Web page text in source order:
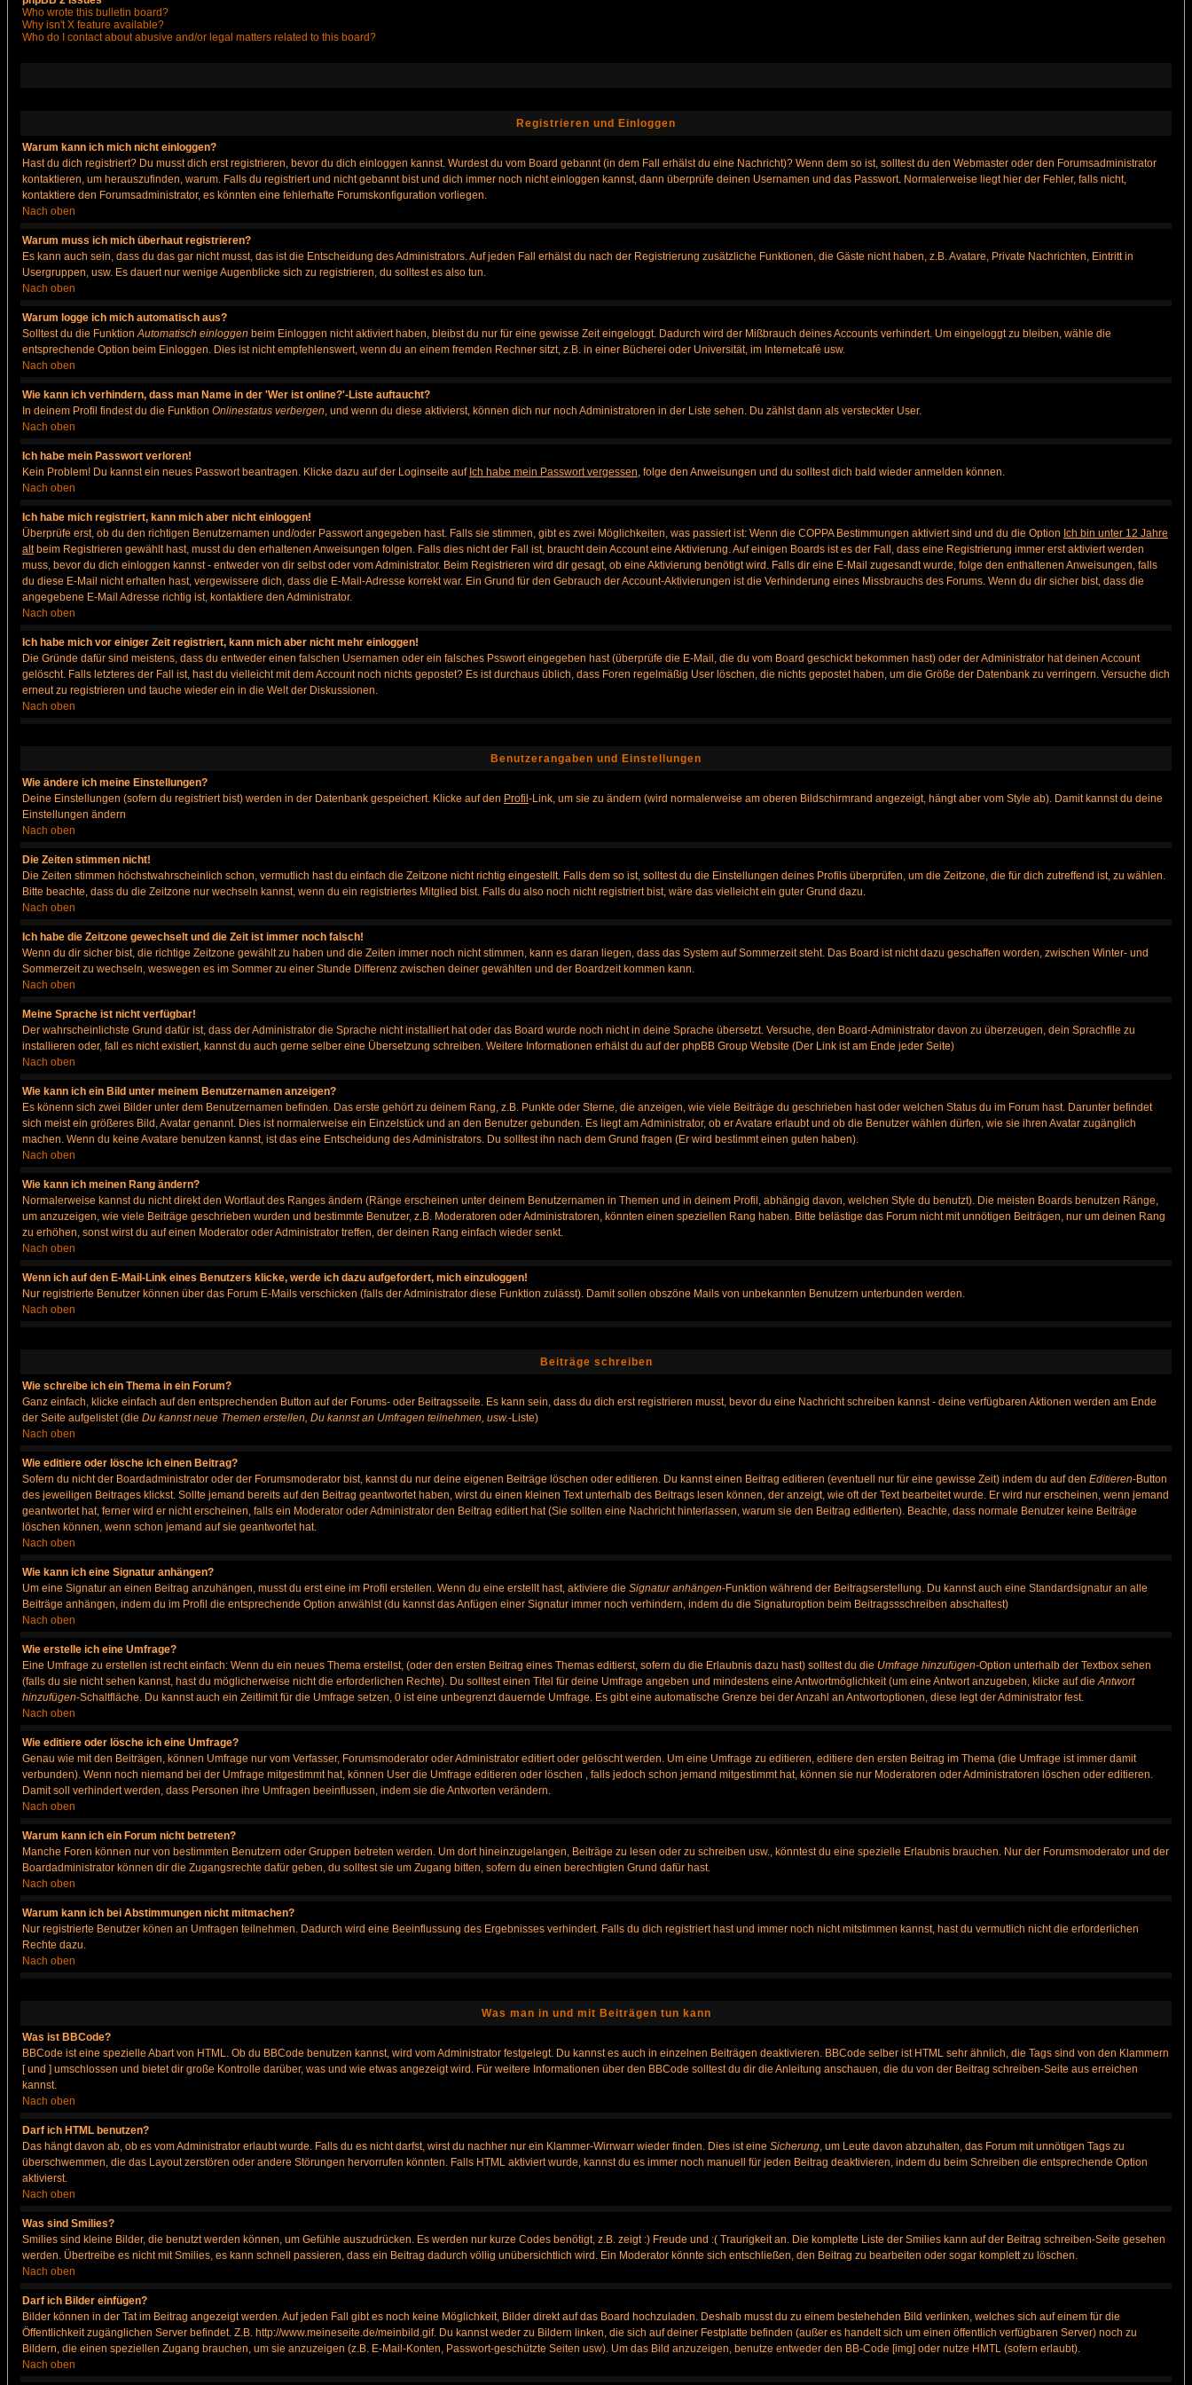
Who wrote this bulletin board?
Why isn't X feature available?
Who do I contact about abusive and/or legal matters related to this board?
Registrieren und Einloggen
Warum kann ich mich nicht einloggen?
Hast du dich registriert? Du musst dich erst registrieren, bevor du dich einloggen kannst. Wurdest du vom Board gebannt (in dem Fall erhälst du eine Nachricht)? Wenn dem so ist, solltest du den Webmaster oder den Forumsadministrator
kontaktieren, um herauszufinden, warum. Falls du registriert und nicht gebannt bist und dich immer noch nicht einloggen kannst, dann überprüfe deinen Usernamen und das Passwort. Normalerweise liegt hier der Fehler, falls nicht,
kontaktiere den Forumsadministrator, es könnten eine fehlerhafte Forumskonfiguration vorliegen.
Nach oben
Warum muss ich mich überhaut registrieren?
Es kann auch sein, dass du das gar nicht musst, das ist die Entscheidung des Administrators. Auf jeden Fall erhälst du nach der Registrierung zusätzliche Funktionen, die Gäste nicht haben, z.B. Avatare, Private Nachrichten, Eintritt in
Usergruppen, usw. Es dauert nur wenige Augenblicke sich zu registrieren, du solltest es also tun.
Nach oben
Warum logge ich mich automatisch aus?
Solltest du die FunktionAutomatisch einloggen beim Einloggen nicht aktiviert haben, bleibst du nur für eine gewisse Zeit eingeloggt. Dadurch wird der Mißbrauch deines Accounts verhindert. Um eingeloggt zu bleiben, wähle die
entsprechende Option beim Einloggen. Dies ist nicht empfehlenswert, wenn du an einem fremden Rechner sitzt, z.B. in einer Bücherei oder Universität, im Internetcafé usw.
Nach oben
Wie kann ich verhindern, dass man Name in der 'Wer ist online?'-Liste auftaucht?
In deinem Profil findest du die Funktion Onlinestatus verbergen, und wenn du diese aktivierst, können dich nur noch Administratoren in der Liste sehen. Du zählst dann als versteckter User.
Nach oben
Ich habe mein Passwort verloren!
Kein Problem! Du kannst ein neues Passwort beantragen. Klicke dazu auf der Loginseite auf Ich habe mein Passwort vergessen, folge den Anweisungen und du solltest dich bald wieder anmelden können.
Nach oben
Ich habe mich registriert, kann mich aber nicht einloggen!
Überprüfe erst, ob du den richtigen Benutzernamen und/oder Passwort angegeben hast. Falls sie stimmen, gibt es zwei Möglichkeiten, was passiert ist: Wenn die COPPA Bestimmungen aktiviert sind und du die Option Ich bin unter 12 Jahre
altbeim Registrieren gewählt hast, musst du den erhaltenen Anweisungen folgen. Falls dies nicht der Fall ist, braucht dein Account eine Aktivierung. Auf einigen Boards ist es der Fall, dass eine Registrierung immer erst aktiviert werden
muss, bevor du dich einloggen kannst - entweder von dir selbst oder vom Administrator. Beim Registrieren wird dir gesagt, ob eine Aktivierung benötigt wird. Falls dir eine E-Mail zugesandt wurde, folge den enthaltenen Anweisungen, falls
du diese E-Mail nicht erhalten hast, vergewissere dich, dass die E-Mail-Adresse korrekt war. Ein Grund für den Gebrauch der Account-Aktivierungen ist die Verhinderung eines Missbrauchs des Forums. Wenn du dir sicher bist, dass die
angegebene E-Mail Adresse richtig ist, kontaktiere den Administrator.
Nach oben
Ich habe mich vor einiger Zeit registriert, kann mich aber nicht mehr einloggen!
Die Gründe dafür sind meistens, dass du entweder einen falschen Usernamen oder ein falsches Psswort eingegeben hast (überprüfe die E-Mail, die du vom Board geschickt bekommen hast) oder der Administrator hat deinen Account
gelöscht. Falls letzteres der Fall ist, hast du vielleicht mit dem Account noch nichts gepostet? Es ist durchaus üblich, dass Foren regelmäßig User löschen, die nichts gepostet haben, um die Größe der Datenbank zu verringern. Versuche dich
erneut zu registrieren und tauche wieder ein in die Welt der Diskussionen.
Nach oben
Benutzerangaben und Einstellungen
Wie ändere ich meine Einstellungen?
Deine Einstellungen (sofern du registriert bist) werden in der Datenbank gespeichert. Klicke auf den Profil -Link, um sie zu ändern (wird normalerweise am oberen Bildschirmrand angezeigt, hängt aber vom Style ab). Damit kannst du deine
Einstellungen ändern
Nach oben
Die Zeiten stimmen nicht!
Die Zeiten stimmen höchstwahrscheinlich schon, vermutlich hast du einfach die Zeitzone nicht richtig eingestellt. Falls dem so ist, solltest du die Einstellungen deines Profils überprüfen, um die Zeitzone, die für dich zutreffend ist, zu wählen.
Bitte beachte, dass du die Zeitzone nur wechseln kannst, wenn du ein registriertes Mitglied bist. Falls du also noch nicht registriert bist, wäre das vielleicht ein guter Grund dazu.
Nach oben
Ich habe die Zeitzone gewechselt und die Zeit ist immer noch falsch!
Wenn du dir sicher bist, die richtige Zeitzone gewählt zu haben und die Zeiten immer noch nicht stimmen, kann es daran liegen, dass das System auf Sommerzeit steht. Das Board ist nicht dazu geschaffen worden, zwischen Winter- und
Sommerzeit zu wechseln, weswegen es im Sommer zu einer Stunde Differenz zwischen deiner gewählten und der Boardzeit kommen kann.
Nach oben
Meine Sprache ist nicht verfügbar!
Der wahrscheinlichste Grund dafür ist, dass der Administrator die Sprache nicht installiert hat oder das Board wurde noch nicht in deine Sprache übersetzt. Versuche, den Board-Administrator davon zu überzeugen, dein Sprachfile zu
installieren oder, fall es nicht existiert, kannst du auch gerne selber eine Übersetzung schreiben. Weitere Informationen erhälst du auf der phpBB Group Website (Der Link ist am Ende jeder Seite)
Nach oben
Wie kann ich ein Bild unter meinem Benutzernamen anzeigen?
Es könenn sich zwei Bilder unter dem Benutzernamen befinden. Das erste gehört zu deinem Rang, z.B. Punkte oder Sterne, die anzeigen, wie viele Beiträge du geschrieben hast oder welchen Status du im Forum hast. Darunter befindet
sich meist ein größeres Bild, Avatar genannt. Dies ist normalerweise ein Einzelstück und an den Benutzer gebunden. Es liegt am Administrator, ob er Avatare erlaubt und ob die Benutzer wählen dürfen, wie sie ihren Avatar zugänglich
machen. Wenn du keine Avatare benutzen kannst, ist das eine Entscheidung des Administrators. Du solltest ihn nach dem Grund fragen (Er wird bestimmt einen guten haben).
Nach oben
Wie kann ich meinen Rang ändern?
Normalerweise kannst du nicht direkt den Wortlaut des Ranges ändern (Ränge erscheinen unter deinem Benutzernamen in Themen und in deinem Profil, abhängig davon, welchen Style du benutzt). Die meisten Boards benutzen Ränge,
um anzuzeigen, wie viele Beiträge geschrieben wurden und bestimmte Benutzer, z.B. Moderatoren oder Administratoren, könnten einen speziellen Rang haben. Bitte belästige das Forum nicht mit unnötigen Beiträgen, nur um deinen Rang
zu erhöhen, sonst wirst du auf einen Moderator oder Administrator treffen, der deinen Rang einfach wieder senkt.
Nach oben
Wenn ich auf den E-Mail-Link eines Benutzers klicke, werde ich dazu aufgefordert, mich einzuloggen!
Nur registrierte Benutzer können über das Forum E-Mails verschicken (falls der Administrator diese Funktion zulässt). Damit sollen obszöne Mails von unbekannten Benutzern unterbunden werden.
Nach oben
Beiträge schreiben
Wie schreibe ich ein Thema in ein Forum?
Ganz einfach, klicke einfach auf den entsprechenden Button auf der Forums- oder Beitragsseite. Es kann sein, dass du dich erst registrieren musst, bevor du eine Nachricht schreiben kannst - deine verfügbaren Aktionen werden am Ende
der Seite aufgelistet (die Du kannst neue Themen erstellen, Du kannst an Umfragen teilnehmen, usw.-Liste)
Nach oben
Wie editiere oder lösche ich einen Beitrag?
Sofern du nicht der Boardadministrator oder der Forumsmoderator bist, kannst du nur deine eigenen Beiträge löschen oder editieren. Du kannst einen Beitrag editieren (eventuell nur für eine gewisse Zeit) indem du auf den Editieren-Button
des jeweiligen Beitrages klickst. Sollte jemand bereits auf den Beitrag geantwortet haben, wirst du einen kleinen Text unterhalb des Beitrags lesen können, der anzeigt, wie oft der Text bearbeitet wurde. Er wird nur erscheinen, wenn jemand
geantwortet hat, ferner wird er nicht erscheinen, falls ein Moderator oder Administrator den Beitrag editiert hat (Sie sollten eine Nachricht hinterlassen, warum sie den Beitrag editierten). Beachte, dass normale Benutzer keine Beiträge
löschen können, wenn schon jemand auf sie geantwortet hat.
Nach oben
Wie kann ich eine Signatur anhängen?
Um eine Signatur an einen Beitrag anzuhängen, musst du erst eine im Profil erstellen. Wenn du eine erstellt hast, aktiviere die Signatur anhängen-Funktion während der Beitragserstellung. Du kannst auch eine Standardsignatur an alle
Beiträge anhängen, indem du im Profil die entsprechende Option anwählst (du kannst das Anfügen einer Signatur immer noch verhindern, indem du die Signaturoption beim Beitragssschreiben abschaltest)
Nach oben
Wie erstelle ich eine Umfrage?
Eine Umfrage zu erstellen ist recht einfach: Wenn du ein neues Thema erstellst, (oder den ersten Beitrag eines Themas editierst, sofern du die Erlaubnis dazu hast) solltest du die Umfrage hinzufügen-Option unterhalb der Textbox sehen
(falls du sie nicht sehen kannst, hast du möglicherweise nicht die erforderlichen Rechte). Du solltest einen Titel für deine Umfrage angeben und mindestens eine Antwortmöglichkeit (um eine Antwort anzugeben, klicke auf dieAntwort
hinzufügen-Schaltfläche. Du kannst auch ein Zeitlimit für die Umfrage setzen, 0 ist eine unbegrenzt dauernde Umfrage. Es gibt eine automatische Grenze bei der Anzahl an Antwortoptionen, diese legt der Administrator fest.
Nach oben
Wie editiere oder lösche ich eine Umfrage?
Genau wie mit den Beiträgen, können Umfrage nur vom Verfasser, Forumsmoderator oder Administrator editiert oder gelöscht werden. Um eine Umfrage zu editieren, editiere den ersten Beitrag im Thema (die Umfrage ist immer damit
verbunden). Wenn noch niemand bei der Umfrage mitgestimmt hat, können User die Umfrage editieren oder löschen , falls jedoch schon jemand mitgestimmt hat, können sie nur Moderatoren oder Administratoren löschen oder editieren.
Damit soll verhindert werden, dass Personen ihre Umfragen beeinflussen, indem sie die Antworten verändern.
Nach oben
Warum kann ich ein Forum nicht betreten?
Manche Foren können nur von bestimmten Benutzern oder Gruppen betreten werden. Um dort hineinzugelangen, Beiträge zu lesen oder zu schreiben usw., könntest du eine spezielle Erlaubnis brauchen. Nur der Forumsmoderator und der
Boardadministrator können dir die Zugangsrechte dafür geben, du solltest sie um Zugang bitten, sofern du einen berechtigten Grund dafür hast.
Nach oben
Warum kann ich bei Abstimmungen nicht mitmachen?
Nur registrierte Benutzer könen an Umfragen teilnehmen. Dadurch wird eine Beeinflussung des Ergebnisses verhindert. Falls du dich registriert hast und immer noch nicht mitstimmen kannst, hast du vermutlich nicht die erforderlichen
Rechte dazu.
Nach oben
Was man in und mit Beiträgen tun kann
Was ist BBCode?
BBCode ist eine spezielle Abart von HTML. Ob du BBCode benutzen kannst, wird vom Administrator festgelegt. Du kannst es auch in einzelnen Beiträgen deaktivieren. BBCode selber ist HTML sehr ähnlich, die Tags sind von den Klammern
[ und ] umschlossen und bietet dir große Kontrolle darüber, was und wie etwas angezeigt wird. Für weitere Informationen über den BBCode solltest du dir die Anleitung anschauen, die du von der Beitrag schreiben-Seite aus erreichen
kannst.
Nach oben
Darf ich HTML benutzen?
Das hängt davon ab, ob es vom Administrator erlaubt wurde. Falls du es nicht darfst, wirst du nachher nur ein Klammer-Wirrwarr wieder finden. Dies ist eine Sicherung, um Leute davon abzuhalten, das Forum mit unnötigen Tags zu
überschwemmen, die das Layout zerstören oder andere Störungen hervorrufen könnten. Falls HTML aktiviert wurde, kannst du es immer noch manuell für jeden Beitrag deaktivieren, indem du beim Schreiben die entsprechende Option
aktivierst.
Nach oben
Was sind Smilies?
Smilies sind kleine Bilder, die benutzt werden können, um Gefühle auszudrücken. Es werden nur kurze Codes benötigt, z.B. zeigt :) Freude und :( Traurigkeit an. Die komplette Liste der Smilies kann auf der Beitrag schreiben-Seite gesehen
werden. Übertreibe es nicht mit Smilies, es kann schnell passieren, dass ein Beitrag dadurch völlig unübersichtlich wird. Ein Moderator könnte sich entschließen, den Beitrag zu bearbeiten oder sogar komplett zu löschen.
Nach oben
Darf ich Bilder einfügen?
Bilder können in der Tat im Beitrag angezeigt werden. Auf jeden Fall gibt es noch keine Möglichkeit, Bilder direkt auf das Board hochzuladen. Deshalb musst du zu einem bestehehden Bild verlinken, welches sich auf einem für die
Öffentlichkeit zugänglichen Server befindet. Z.B. http://www.meineseite.de/meinbild.gif. Du kannst weder zu Bildern linken, die sich auf deiner Festplatte befinden (außer es handelt sich um einen öffentlich verfügbaren Server) noch zu
Bildern, die einen speziellen Zugang brauchen, um sie anzuzeigen (z.B. E-Mail-Konten, Passwort-geschützte Seiten usw). Um das Bild anzuzeigen, benutze entweder den BB-Code [img] oder nutze HMTL (sofern erlaubt).
Nach oben